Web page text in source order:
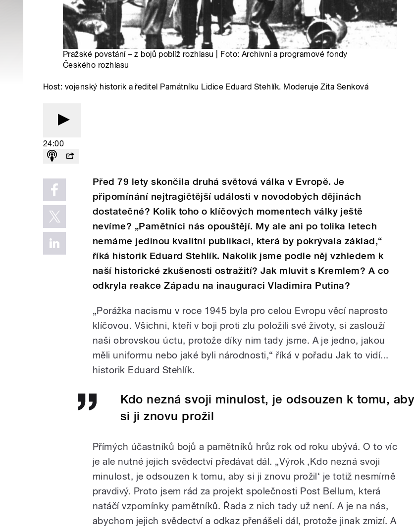
Pražské povstání – z bojů poblíž rozhlasu | Foto: Archivní a programové fondy
Českého rozhlasu
Host: vojenský historik a ředitel Památníku Lidice Eduard Stehlík. Moderuje Zita Senková
24:00
Před 79 lety skončila druhá světová válka v Evropě. Je
připomínání nejtragičtější události v novodobých dějinách
dostatečné? Kolik toho o klíčových momentech války ještě
nevíme? „Pamětníci nás opouštějí. My ale ani po tolika letech
nemáme jedinou kvalitní publikaci, která by pokrývala základ,“
říká historik Eduard Stehlík. Nakolik jsme podle něj vzhledem k
naší historické zkušenosti ostražití? Jak mluvit s Kremlem? A co
odkryla reakce Západu na inauguraci Vladimira Putina?
„Porážka nacismu v roce 1945 byla pro celou Evropu věcí naprosto
klíčovou. Všichni, kteří v boji proti zlu položili své životy, si zaslouží
naši obrovskou úctu, protože díky nim tady jsme. A je jedno, jakou
měli uniformu nebo jaké byli národnosti,“ říká v pořadu Jak to vidí...
historik Eduard Stehlík.
Kdo nezná svoji minulost, je odsouzen k tomu, aby
si ji znovu prožil
Přímých účastníků bojů a pamětníků hrůz rok od roku ubývá. O to víc
je ale nutné jejich svědectví předávat dál. „Výrok ,Kdo nezná svoji
minulost, je odsouzen k tomu, aby si ji znovu prožil‘ je totiž nesmírně
pravdivý. Proto jsem rád za projekt společnosti Post Bellum, která
natáčí vzpomínky pamětníků. Řada z nich tady už není. A je na nás,
abychom jejich svědectví a odkaz přenášeli dál, protože jinak zmizí. A